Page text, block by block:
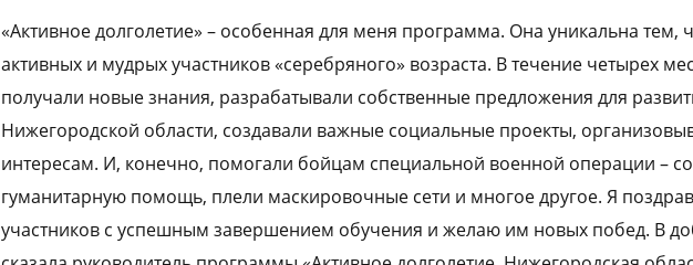
«Активное долголетие» – особенная для меня программа. Она уникальна тем,
активных и мудрых участников «серебряного» возраста. В течение четырех
получали новые знания, разрабатывали собственные предложения для
Нижегородской области, создавали важные социальные проекты,
интересам. И, конечно, помогали бойцам специальной военной операции –
гуманитарную помощь, плели маскировочные сети и многое другое. Я
участников с успешным завершением обучения и желаю им новых побед. В